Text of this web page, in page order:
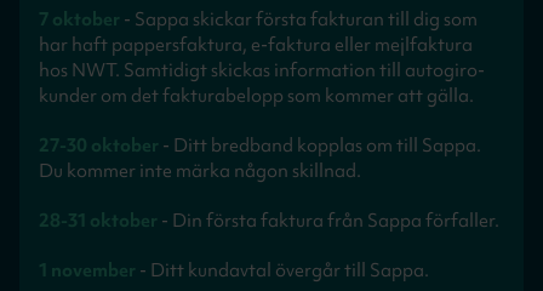
7 oktober - Sappa skickar första fakturan till dig som
har haft pappersfaktura, e-faktura eller mejlfaktura
hos NWT. Samtidigt skickas information till autogiro-
kunder om det fakturabelopp som kommer att gälla.
27-30 oktober - Ditt bredband kopplas om till Sappa.
Du kommer inte märka någon skillnad.
28-31 oktober - Din första faktura från Sappa förfaller.
1 november - Ditt kundavtal övergår till Sappa.